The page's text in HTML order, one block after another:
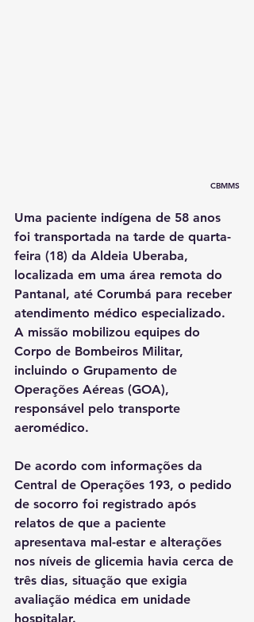
CBMMS
Uma paciente indígena de 58 anos
foi transportada na tarde de quarta-
feira (18) da Aldeia Uberaba,
localizada em uma área remota do
Pantanal, até Corumbá para receber
atendimento médico especializado.
A missão mobilizou equipes do
Corpo de Bombeiros Militar,
incluindo o Grupamento de
Operações Aéreas (GOA),
responsável pelo transporte
aeromédico.
De acordo com informações da
Central de Operações 193, o pedido
de socorro foi registrado após
relatos de que a paciente
apresentava mal-estar e alterações
nos níveis de glicemia havia cerca de
três dias, situação que exigia
avaliação médica em unidade
hospitalar.